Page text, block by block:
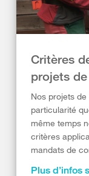
Critères
projets
Nos projets
particularité
même temps
critères
mandats de
Plus d’infos